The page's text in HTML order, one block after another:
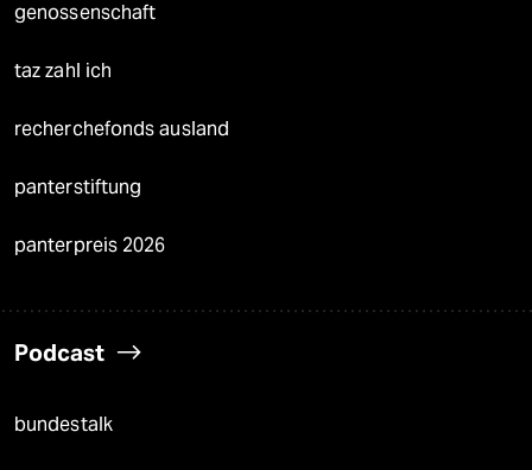
genossenschaft
taz zahl ich
recherchefonds ausland
panterstiftung
panterpreis 2026
Podcast
bundestalk